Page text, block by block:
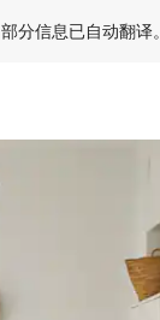
部分信息已自动翻译。